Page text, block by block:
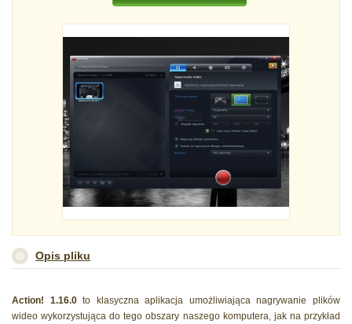
Opis pliku
Action! 1.16.0to klasyczna aplikacja umożliwiająca nagrywanie plików
wideo wykorzystująca do tego obszary naszego komputera, jak na przykład